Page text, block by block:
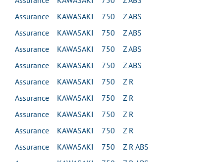
Assurance KAWASAKI 750 Z ABS
Assurance KAWASAKI 750 Z ABS
Assurance KAWASAKI 750 Z ABS
Assurance KAWASAKI 750 Z ABS
Assurance KAWASAKI 750 Z R
Assurance KAWASAKI 750 Z R
Assurance KAWASAKI 750 Z R
Assurance KAWASAKI 750 Z R
Assurance KAWASAKI 750 Z R ABS